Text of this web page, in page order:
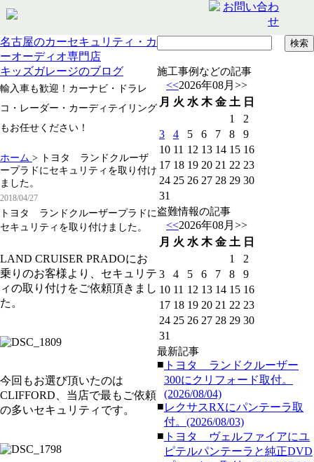
名古屋のカーセキュリティ・カ
ーオーディオ専門店
キッズガレージのブログ
輸入車も歓迎！カーナビ・ドラレ
コ・レーダー・カーディテイリング
もお任せください！
ホーム >
トヨタ ランドクルーザ
ープラドにセキュリティを取り付け
ました。
2018/04/27
トヨタ ランドクルーザープラドに
セキュリティを取り付けました。
LAND CRUISER PRADOにお
乗りのお客様より、セキュリテ
ィの取り付けをご依頼頂きまし
た。
今回もお選び頂いたのは
CLIFFORD、当店で最もご依頼
の多いセキュリティです。
施工事例などの記事
<<2026年08月 >>
月 火 水 木 金 土 日
1
2
3
4 5 6 7 8
9
10 11 12 13 14 15 16
17 18 19 20 21 22 23
24 25 26 27 28 29 30
31
盗難情報の記事
<<2026年08月 >>
月 火 水 木 金 土 日
1
2
3
4 5 6 7 8
9
10 11 12 13 14 15 16
17 18 19 20 21 22 23
24 25 26 27 28 29 30
31
最新記事
■ トヨタ ランドクルーザー
300にクリフォード取付。
(2026/08/04)
■レクサスRXにパンテーラ取
付。(2026/08/03)
■ トヨタ ヴェルファイアにユ
ピテルパンテーラと純正DVD